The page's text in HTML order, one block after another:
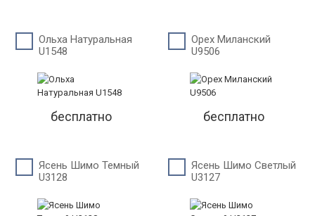
Ольха Натуральная
U1548
бесплатно
Орех Миланский
U9506
бесплатно
Ясень Шимо Темный
U3128
Ясень Шимо Светлый
U3127